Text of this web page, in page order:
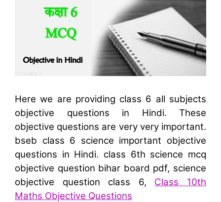
Here we are providing class 6 all subjects
objective questions in Hindi. These
objective questions are very very important.
bseb class 6 science important objective
questions in Hindi. class 6th science mcq
objective question bihar board pdf, science
objective question class 6, Class 10th
Maths Objective Questions